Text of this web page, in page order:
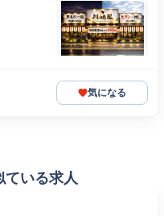
気になる
ている求人